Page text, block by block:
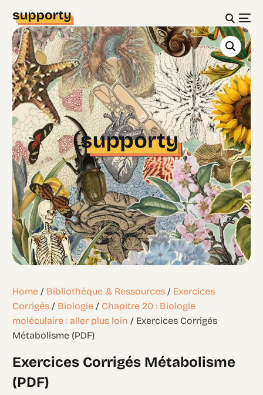
Home / Bibliothèque & Ressources / Exercices
Corrigés / Biologie / Chapitre 20 : Biologie
moléculaire : aller plus loin / Exercices Corrigés
Métabolisme (PDF)
Exercices Corrigés Métabolisme
(PDF)